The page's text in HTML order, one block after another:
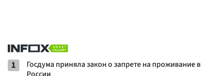
1
Госдума приняла закон о запрете на проживание в